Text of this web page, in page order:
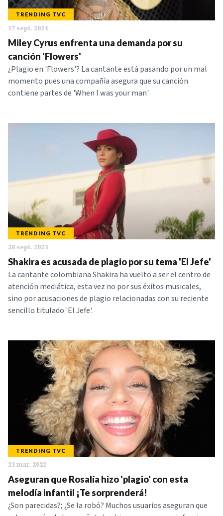
TRENDING TVC
17 sept. 2024
Miley Cyrus enfrenta una demanda por su
canción 'Flowers'
¿Plagio en 'Flowers'? La cantante está pasando por un mal
momento pues una compañía asegura que su canción
contiene partes de 'When I was your man'
TRENDING TVC
26 sept. 2023
Shakira es acusada de plagio por su tema 'El Jefe'
La cantante colombiana Shakira ha vuelto a ser el centro de
atención mediática, esta vez no por sus éxitos musicales,
sino por acusaciones de plagio relacionadas con su reciente
sencillo titulado 'El Jefe'.
TRENDING TVC
21 mar. 2022
Aseguran que Rosalía hizo 'plagio' con esta
melodía infantil ¡Te sorprenderá!
¿Son parecidas?; ¿Se la robó? Muchos usuarios aseguran que